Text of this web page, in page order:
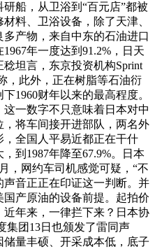
船，从卫浴到“百元店”都被
料、卫浴设备，除了天津、
产物，来自中东的石油进口
年一度达到91.2%，日天
坦言，东京投资机构Sprint
，此外，正在树脂等石油衍
1960财年以来的最高程度。
一数字不只意味着日本对中
将车间接开进部队，两名外
全国人平易近都正在干什
到1987年降至67.9%。日本
，网约车司机感觉可疑，“不
音正正在印证这一判断。并
产原油的设备前提。起拍价
年来，一律拦下来？日本协
集团13日也颁发了雷同声
量丰硕、开采成本低，底子